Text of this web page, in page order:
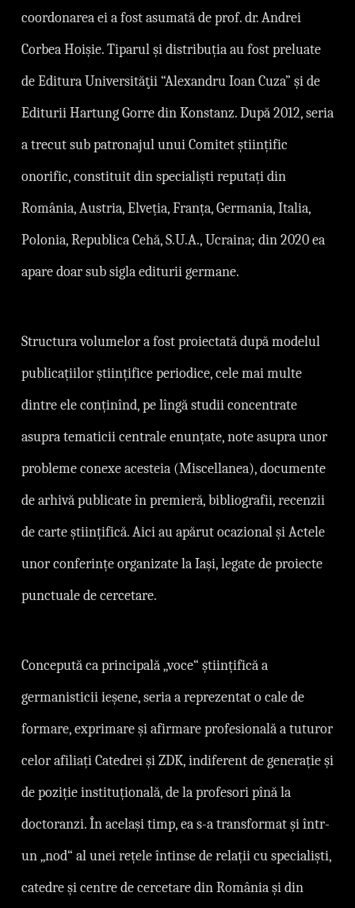
coordonarea ei a fost asumată de prof. dr. Andrei
Corbea Hoişie. Tiparul și distribuția au fost preluate
de Editura Universităţii “Alexandru Ioan Cuza” și de
Editurii Hartung Gorre din Konstanz. După 2012, seria
a trecut sub patronajul unui Comitet științific
onorific, constituit din specialiști reputați din
România, Austria, Elveția, Franța, Germania, Italia,
Polonia, Republica Cehă, S.U.A., Ucraina; din 2020 ea
apare doar sub sigla editurii germane.
Structura volumelor a fost proiectată după modelul
publicațiilor științifice periodice, cele mai multe
dintre ele conținînd, pe lîngă studii concentrate
asupra tematicii centrale enunțate, note asupra unor
probleme conexe acesteia (Miscellanea), documente
de arhivă publicate în premieră, bibliografii, recenzii
de carte științifică. Aici au apărut ocazional și Actele
unor conferințe organizate la Iași, legate de proiecte
punctuale de cercetare.
Concepută ca principală „voce“ științifică a
germanisticii ieșene, seria a reprezentat o cale de
formare, exprimare și afirmare profesională a tuturor
celor afiliați Catedrei și ZDK, indiferent de generație și
de poziție instituțională, de la profesori pînă la
doctoranzi. În același timp, ea s-a transformat și într-
un „nod“ al unei rețele întinse de relații cu specialiști,
catedre și centre de cercetare din România și din